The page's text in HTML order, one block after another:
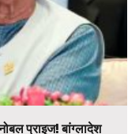
प्राइज! बांग्लादेश